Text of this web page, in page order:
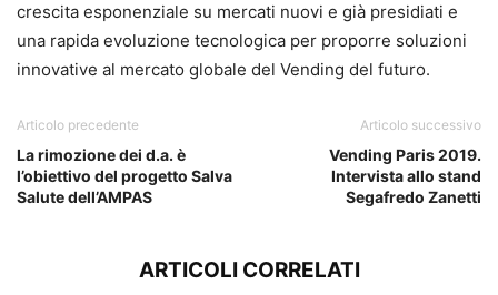
crescita esponenziale su mercati nuovi e già presidiati e
una rapida evoluzione tecnologica per proporre soluzioni
innovative al mercato globale del Vending del futuro.
Articolo precedente
La rimozione dei d.a. è
l’obiettivo del progetto Salva
Salute dell’AMPAS
Articolo successivo
Vending Paris 2019.
Intervista allo stand
Segafredo Zanetti
ARTICOLI CORRELATI